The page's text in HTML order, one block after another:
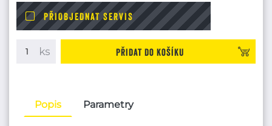
PŘIOBJEDNAT SERVIS
Přidat do košíku
Popis Parametry